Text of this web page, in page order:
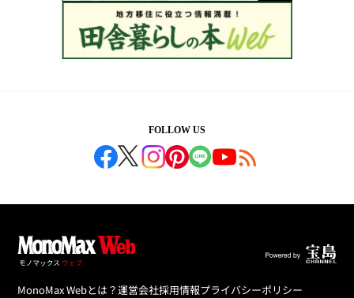
FOLLOW US
MonoMax Webとは？運営会社採用情報プライバシーポリシー